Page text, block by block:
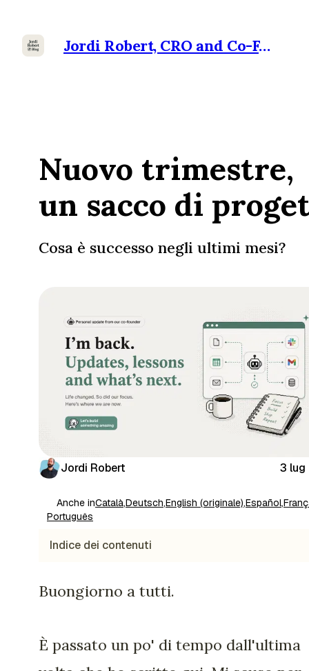
Jordi Robert, CRO and Co-Founder at Ramensoft
Nuovo trimestre,
un sacco di
Cosa è successo negli ultimi mesi?
Jordi Robert 3
Anche inCatalà,Deutsch,English (originale),Español,
Português
Indice dei contenuti
Buongiorno a tutti.
È passato un po' di tempo dall'ultima